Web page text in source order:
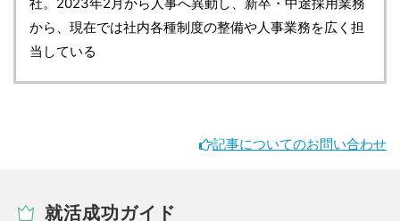
から、現在では社内各種制度の整備や人事業務を広く担
当している
記事についてのお問い合わせ
就活成功ガイド